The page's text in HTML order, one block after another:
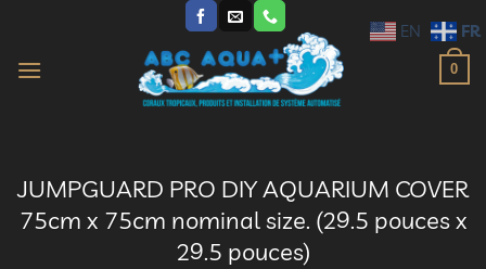
contenu
0
JUMPGUARD PRO DIY AQUARIUM COVER
75cm x 75cm nominal size. (29.5 pouces x
29.5 pouces)
EN FR